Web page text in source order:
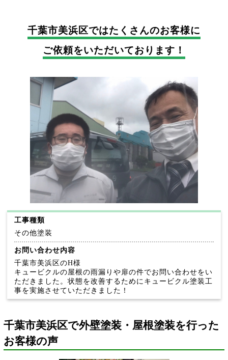
千葉市美浜区ではたくさんのお客様に
ご依頼をいただいております！
工事種類
その他塗装
お問い合わせ内容
千葉市美浜区のH様
キュービクルの屋根の雨漏りや扉の件でお問い合わせをい
ただきました。状態を改善するためにキュービクル塗装工
事を実施させていただきました！
千葉市美浜区で外壁塗装・屋根塗装を行った
お客様の声